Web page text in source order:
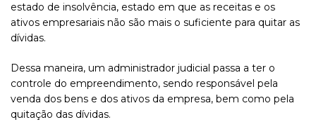
estado de insolvência, estado em que as receitas e os
ativos empresariais não são mais o suficiente para quitar as
dívidas.
Dessa maneira, um administrador judicial passa a ter o
controle do empreendimento, sendo responsável pela
venda dos bens e dos ativos da empresa, bem como pela
quitação das dívidas.